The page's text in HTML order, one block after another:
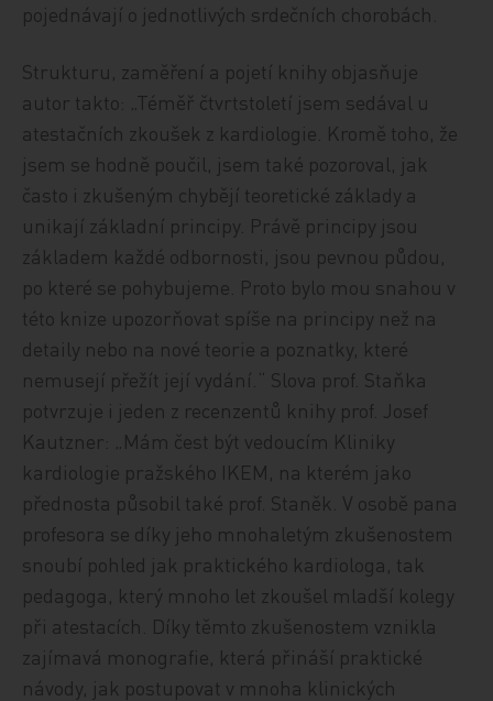
pojednávají o jednotlivých srdečních chorobách.
Strukturu, zaměření a pojetí knihy objasňuje
autor takto: „Téměř čtvrtstoletí jsem sedával u
atestačních zkoušek z kardiologie. Kromě toho, že
jsem se hodně poučil, jsem také pozoroval, jak
často i zkušeným chybějí teoretické základy a
unikají základní principy. Právě principy jsou
základem každé odbornosti, jsou pevnou půdou,
po které se pohybujeme. Proto bylo mou snahou v
této knize upozorňovat spíše na principy než na
detaily nebo na nové teorie a poznatky, které
nemusejí přežít její vydání.“ Slova prof. Staňka
potvrzuje i jeden z recenzentů knihy prof. Josef
Kautzner: „Mám čest být vedoucím Kliniky
kardiologie pražského IKEM, na kterém jako
přednosta působil také prof. Staněk. V osobě pana
profesora se díky jeho mnohaletým zkušenostem
snoubí pohled jak praktického kardiologa, tak
pedagoga, který mnoho let zkoušel mladší kolegy
při atestacích. Díky těmto zkušenostem vznikla
zajímavá monografie, která přináší praktické
návody, jak postupovat v mnoha klinických